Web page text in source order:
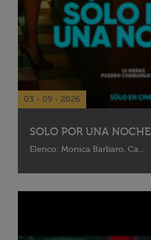
03 - 09 - 2026
SOLO POR UNA NOCHE
Elenco: Monica Barbaro, Ca...